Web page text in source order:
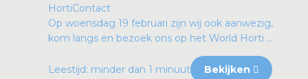
HortiContact
Op woensdag 19 februari zijn wij ook aanwezig,
kom langs en bezoek ons op het World Horti ...
Leestijd: minder dan 1 minuut Bekijken